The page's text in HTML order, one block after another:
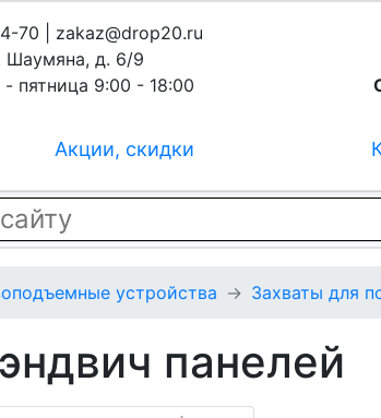
70 | zakaz@drop20.ru
Шаумяна, д. 6/9
пятница 9:00 - 18:00
Акции, скидки
устройства Захваты для
панелей